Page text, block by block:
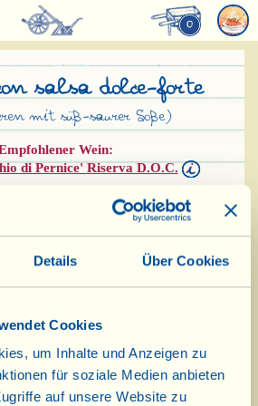
Details Über Cookies
Cookies
um Inhalte und Anzeigen zu
für soziale Medien anbieten
auf unsere Website zu
0
salsa dolce-forte
mit süß-saurer Soße)
Wein:
di Pernice' Riserva D.O.C.